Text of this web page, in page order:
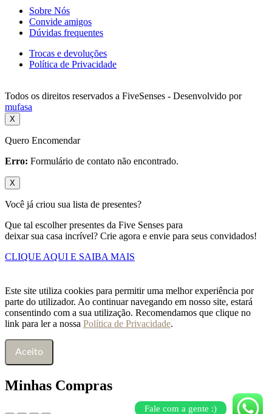
Sobre Nós
Convide amigos
Dúvidas frequentes
Trocas e devoluções
Política de Privacidade
Todos os direitos reservados a FiveSenses - Desenvolvido por
mufasa
X
Quero Encomendar
Erro: Formulário de contato não encontrado.
X
Você já criou sua lista de presentes?
Que tal escolher presentes da Five Senses para
deixar sua casa incrível? Crie agora e envie para seus convidados!
CLIQUE AQUI E SAIBA MAIS
Este site utiliza cookies para permitir uma melhor experiência por
parte do utilizador. Ao continuar navegando em nosso site, estará
consentindo com a sua utilização. Recomendamos que clique no
link para ler a nossa Política de Privacidade.
Aceito
Fale com a gente :)
Minhas Compras